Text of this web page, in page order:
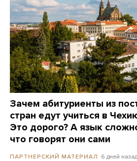
Зачем абитуриенты из
стран едут учиться в
Это дорого? А язык
что говорят они сами
ПАРТНЕРСКИЙ МАТЕРИАЛ 6 дней назад